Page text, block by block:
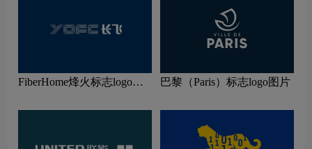
FiberHome烽火标志logo图
巴黎（Paris）标志logo图片